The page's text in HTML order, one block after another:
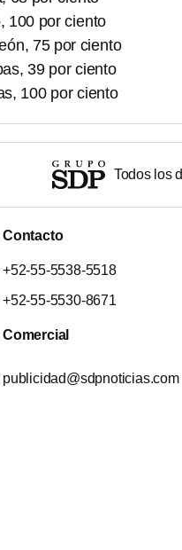
100 por ciento
75 por ciento
39 por ciento
100 por ciento
Todos los
Contacto
+52-55-5538-5518
+52-55-5530-8671
Comercial
publicidad@sdpnoticias.com